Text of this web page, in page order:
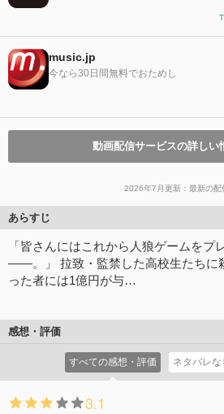
music.jp
今なら30日間無料でおためし
動画配信サービスの詳しい
2026年7月更新：最新の配
あらすじ
「皆さんにはこれから人狼ゲームをプ
――。」 拉致・監禁した高校生たちに
った者には1億円が与…
感想・評価
すべての感想・評価 ネタバレな
3.1